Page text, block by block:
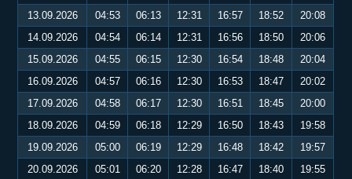
13.09.2026
04:53 06:13 12:31 16:57 18:52
20:08
14.09.2026
04:54 06:14 12:31 16:56 18:50
20:06
15.09.2026
04:55 06:15 12:30 16:54 18:48
20:04
16.09.2026
04:57 06:16 12:30 16:53 18:47
20:02
17.09.2026
04:58 06:17 12:30 16:51 18:45
20:00
18.09.2026
04:59 06:18 12:29 16:50 18:43
19:58
19.09.2026
05:00 06:19 12:29 16:48 18:42
19:57
20.09.2026
05:01 06:20 12:28 16:47 18:40
19:55